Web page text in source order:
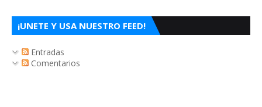
¡UNETE Y USA NUESTRO FEED!
Entradas
Comentarios